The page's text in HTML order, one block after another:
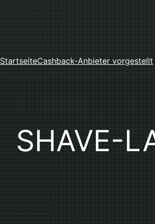
StartseiteCashback-Anbieter vorgestellt
SHAVE-